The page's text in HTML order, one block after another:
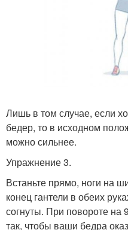
Лишь в том случае, если
бедер, то в исходном
можно сильнее.
Упражнение 3.
Встаньте прямо, ноги на
конец гантели в обеих
согнуты. При повороте на
так, чтобы ваши бедра